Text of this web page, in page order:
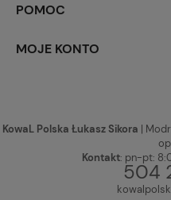
POMOC
MOJE KONTO
KowaL Polska Łukasz Sikora |
Kontakt: pn-pt:
504